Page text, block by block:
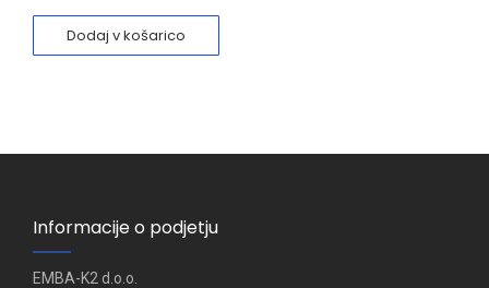
Dodaj v košarico
Informacije o podjetju
EMBA-K2 d.o.o.